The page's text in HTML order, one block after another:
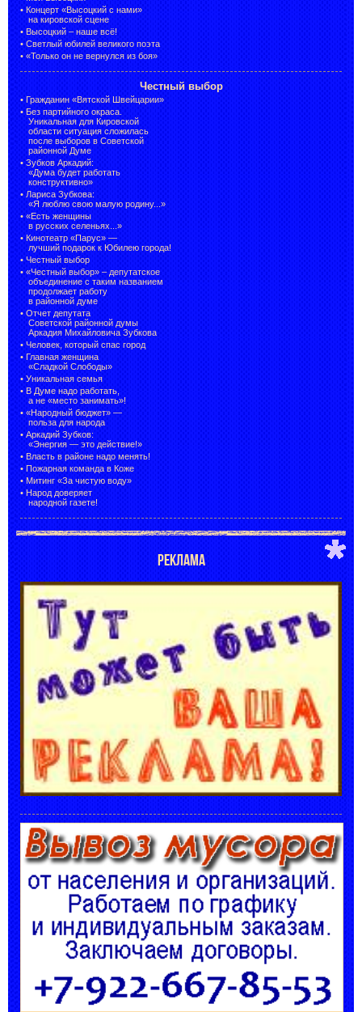
• Концерт «Высоцкий с нами»
на кировской сцене
• Высоцкий – наше всё!
• Светлый юбилей великого поэта
• «Только он не вернулся из боя»
Честный выбор
• Гражданин «Вятской Швейцарии»
• Без партийного окраса.
Уникальная для Кировской
области ситуация сложилась
после выборов в Советской
районной Думе
• Зубков Аркадий:
«Дума будет работать
конструктивно»
• Лариса Зубкова:
«Я люблю свою малую родину...»
• «Есть женщины
в русских селеньях...»
• Кинотеатр «Парус» —
лучший подарок к Юбилею города!
• Честный выбор
• «Честный выбор» – депутатское
объединение с таким названием
продолжает работу
в районной думе
• Отчет депутата
Советской районной думы
Аркадия Михайловича Зубкова
• Человек, который спас город
• Главная женщина
«Сладкой Слободы»
• Уникальная семья
• В Думе надо работать,
а не «место занимать»!
• «Народный бюджет» —
польза для народа
• Аркадий Зубков:
«Энергия — это действие!»
• Власть в районе надо менять!
• Пожарная команда в Коже
• Митинг «За чистую воду»
• Народ доверяет
народной газете!
РЕКЛАМА